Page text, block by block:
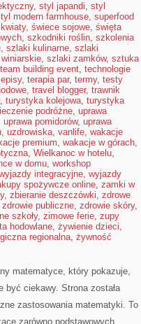
, styl japandi, styl
modern farmhouse, superfood
, świece sojowe, święta
, szkodniki roślin, szkolenia
, szlaki kulinarne, szlaki
, szlaki zamków, sztuka
team building event, technologie
, terapia par, termy, testy
, travel blogger, trawnik
, turystyka kolejowa, turystyka
podróżne, uprawa
uprawa pomidorów, uprawa
, uzdrowiska, vanlife, wakacje
premium, wakacje w górach,
, Wielkanoc w hotelu,
w domu, workshop
integracyjne, wyjazdy
spożywcze online, zamki w
, zbieranie deszczówki, zdrowe
zdrowie publiczne, zdrowie skóry,
szkoły, zimowe ferie, zupy
hodowlane, żywienie dzieci,
regionalna, żywność
matematyce, który pokazuje,
być ciekawy. Strona została
zastosowania matematyki. To
zarówno podstawowych